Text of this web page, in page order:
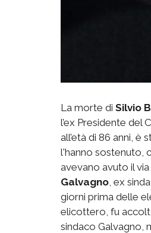
La morte di Silvio
l’ex Presidente del
all’età di 86 anni,
l'hanno sostenuto,
avevano avuto il
Galvagno , ex
giorni prima delle
elicottero, fu
sindaco Galvagno,